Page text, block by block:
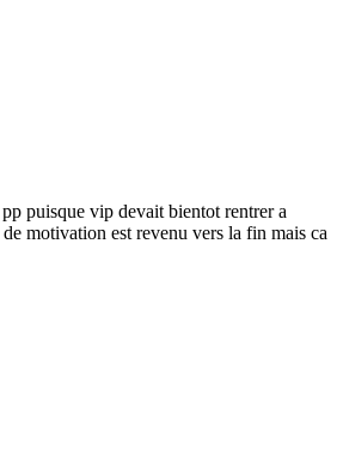
puisque vip devait bientot rentrer a
motivation est revenu vers la fin mais ca